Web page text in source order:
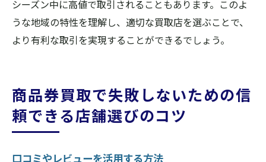
シーズン中に高値で取引されることもあります。このよ
うな地域の特性を理解し、適切な買取店を選ぶことで、
より有利な取引を実現することができるでしょう。
商品券買取で失敗しないための信
頼できる店舗選びのコツ
口コミやレビューを活用する方法